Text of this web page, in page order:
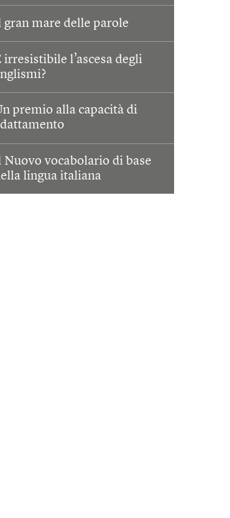
gran mare delle parole
irresistibile l’ascesa degli
premio alla capacità di
Nuovo vocabolario di base
lingua italiana